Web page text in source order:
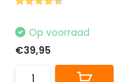
Op voorraad
€39,95